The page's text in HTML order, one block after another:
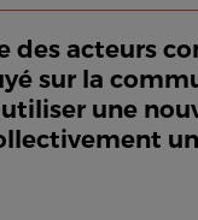
des acteurs
sur la
une